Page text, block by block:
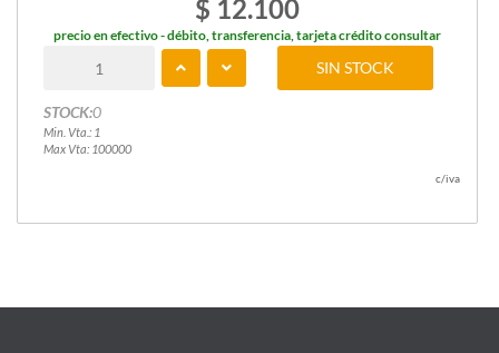
$ 12.100
precio en efectivo - débito, transferencia, tarjeta crédito consultar
STOCK:0
Min. Vta.: 1
Max Vta: 100000
SIN STOCK
c/iva